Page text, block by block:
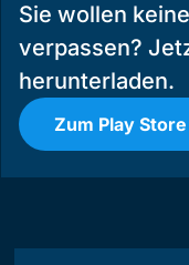
Sie wollen
verpassen?
herunterladen.
Zum Play Store